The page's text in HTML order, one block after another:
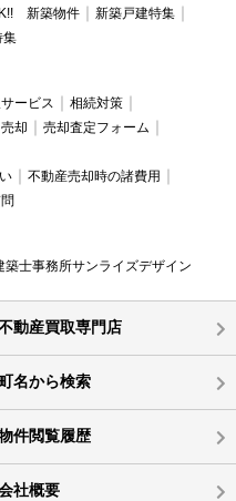
新築物件
新築戸建特集
集
ービス
相続対策
却
売却査定フォーム
不動産売却時の諸費用
築士事務所サンライズデザイン
動産買取専門店
名から検索
件閲覧履歴
社概要